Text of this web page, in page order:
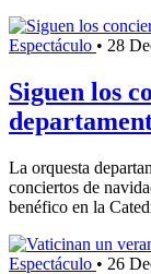
Espectáculo • 28
Siguen los
La orquesta
conciertos de
benéfico en la
Espectáculo • 26